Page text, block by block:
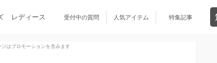
レディース 受付中の質問 人気アイテム 特集記事
ジはプロモーションを含みます